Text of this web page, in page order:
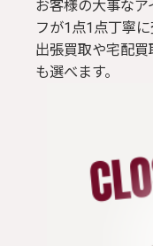
お客様の大事な
フが1点1点丁寧に
出張買取や宅配
も選べます。